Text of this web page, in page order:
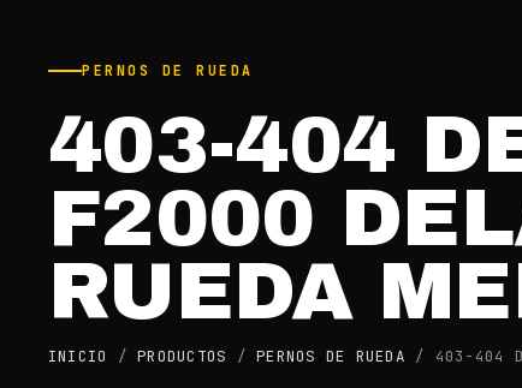
PERNOS DE RUEDA
403-404
F2000
RUEDA
INICIO /PRODUCTOS /PERNOS DE RUEDA / 403-404